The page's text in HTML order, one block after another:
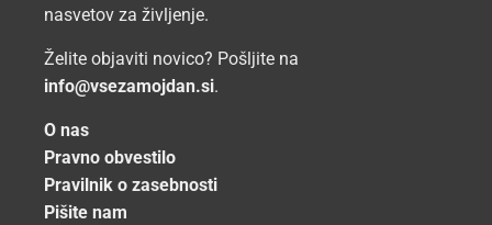
nasvetov za življenje.
Želite objaviti novico? Pošljite na
info@vsezamojdan.si.
O nas
Pravno obvestilo
Pravilnik o zasebnosti
Pišite nam